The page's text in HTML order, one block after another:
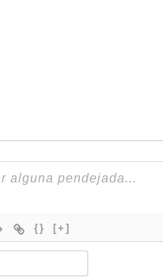
{} [+]